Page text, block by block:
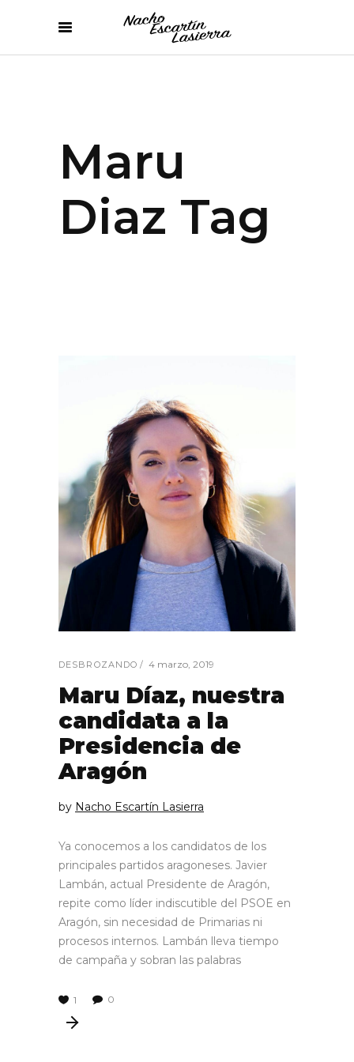
Maru
Diaz Tag
DESBROZANDO 4 marzo, 2019
Maru Díaz, nuestra
candidata a la
Presidencia de
Aragón
by Nacho Escartín Lasierra
Ya conocemos a los candidatos de los
principales partidos aragoneses. Javier
Lambán, actual Presidente de Aragón,
repite como líder indiscutible del PSOE en
Aragón, sin necesidad de Primarias ni
procesos internos. Lambán lleva tiempo
de campaña y sobran las palabras
1 0